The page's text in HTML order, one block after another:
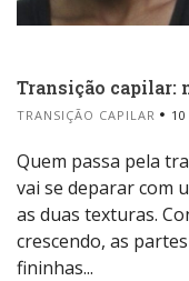
Transição capilar:
TRANSIÇÃO CAPILAR
Quem passa pela
vai se deparar com
as duas texturas.
crescendo, as
fininhas...